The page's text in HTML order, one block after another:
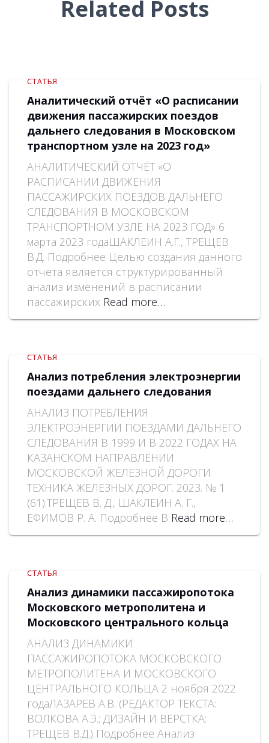
Related Posts
СТАТЬЯ
Аналитический отчёт «О расписании
движения пассажирских поездов
дальнего следования в Московском
транспортном узле на 2023 год»
АНАЛИТИЧЕСКИЙ ОТЧЁТ «О
РАСПИСАНИИ ДВИЖЕНИЯ
ПАССАЖИРСКИХ ПОЕЗДОВ ДАЛЬНЕГО
СЛЕДОВАНИЯ В МОСКОВСКОМ
ТРАНСПОРТНОМ УЗЛЕ НА 2023 ГОД» 6
марта 2023 годаШАКЛЕИН А.Г., ТРЕЩЕВ
В.Д. Подробнее Целью создания данного
отчета является структурированный
анализ изменений в расписании
пассажирских Read more…
СТАТЬЯ
Анализ потребления электроэнергии
поездами дальнего следования
АНАЛИЗ ПОТРЕБЛЕНИЯ
ЭЛЕКТРОЭНЕРГИИ ПОЕЗДАМИ ДАЛЬНЕГО
СЛЕДОВАНИЯ В 1999 И В 2022 ГОДАХ НА
КАЗАНСКОМ НАПРАВЛЕНИИ
МОСКОВСКОЙ ЖЕЛЕЗНОЙ ДОРОГИ
ТЕХНИКА ЖЕЛЕЗНЫХ ДОРОГ. 2023. № 1
(61).ТРЕЩЕВ В. Д., ШАКЛЕИН А. Г.,
ЕФИМОВ Р. А. Подробнее В Read more…
СТАТЬЯ
Анализ динамики пассажиропотока
Московского метрополитена и
Московского центрального кольца
АНАЛИЗ ДИНАМИКИ
ПАССАЖИРОПОТОКА МОСКОВСКОГО
МЕТРОПОЛИТЕНА И МОСКОВСКОГО
ЦЕНТРАЛЬНОГО КОЛЬЦА 2 ноября 2022
годаЛАЗАРЕВ А.В. (РЕДАКТОР ТЕКСТА:
ВОЛКОВА А.Э.; ДИЗАЙН И ВЕРСТКА:
ТРЕЩЕВ В.Д.) Подробнее Анализ